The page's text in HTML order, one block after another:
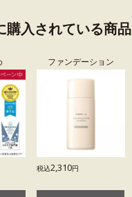
購入されている商品
ファンデーション
税込2,310円